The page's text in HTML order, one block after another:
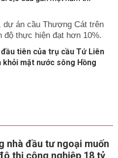
dự án cầu Thượng Cát trên
độ thực hiện đạt hơn 10%.
tiên của trụ cầu Tứ Liên
khỏi mặt nước sông Hồng
nhà đầu tư ngoại muốn
thị công nghiệp 18 tỷ